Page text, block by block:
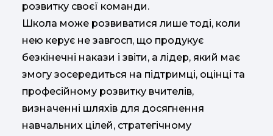
розвитку своєї команди.
Школа може розвиватися лише тоді, коли
нею керує не завгосп, що продукує
безкінечні накази і звіти, а лідер, який має
змогу зосередиться на підтримці, оцінці та
професійному розвитку вчителів,
визначенні шляхів для досягнення
навчальних цілей, стратегічному